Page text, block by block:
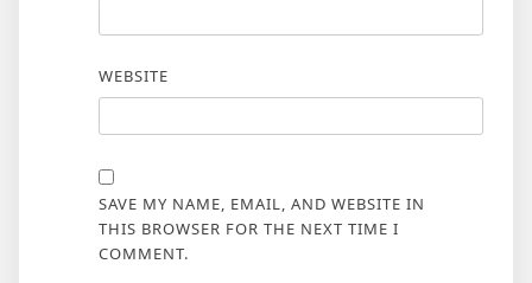
WEBSITE
SAVE MY NAME, EMAIL, AND WEBSITE IN
THIS BROWSER FOR THE NEXT TIME I
COMMENT.